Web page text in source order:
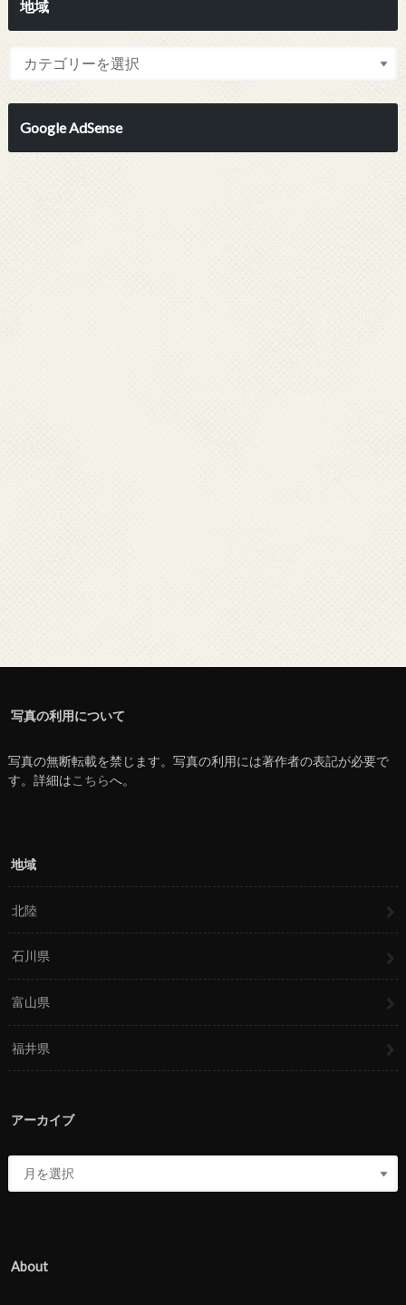
地域
Google AdSense
写真の利用について
写真の無断転載を禁じます。写真の利用には著作者の表記が必要で
す。詳細はこちらへ。
地域
北陸
石川県
富山県
福井県
アーカイブ
About